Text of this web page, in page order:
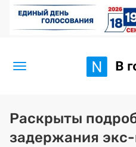
Раскрыты
задержания